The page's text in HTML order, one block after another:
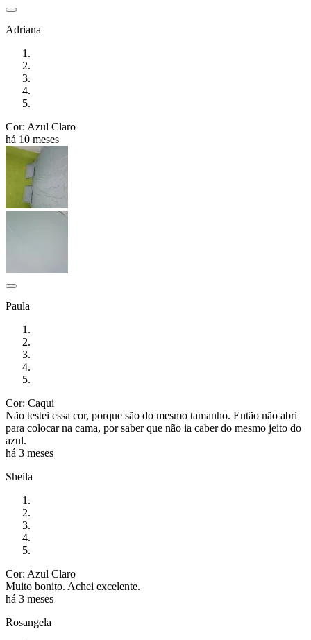
Adriana
Cor: Azul Claro
há 10 meses
Paula
Cor: Caqui
Não testei essa cor, porque são do mesmo tamanho. Então não abri
para colocar na cama, por saber que não ia caber do mesmo jeito do
azul.
há 3 meses
Sheila
Cor: Azul Claro
Muito bonito. Achei excelente.
há 3 meses
Rosangela